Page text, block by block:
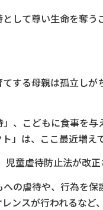
して尊い生命を奪う
する母親は孤立しが
、こどもに食事を
」は、ここ最近増え
童虐待防止法が改正
の虐待や、行為を保
ンスが行われるなど